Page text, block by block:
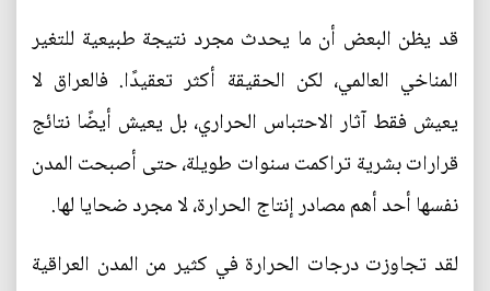
قد يظن البعض أن ما يحدث مجرد نتيجة طبيعية للتغير
المناخي العالمي، لكن الحقيقة أكثر تعقيدًا. فالعراق لا
يعيش فقط آثار الاحتباس الحراري، بل يعيش أيضًا نتائج
قرارات بشرية تراكمت سنوات طويلة، حتى أصبحت المدن
نفسها أحد أهم مصادر إنتاج الحرارة، لا مجرد ضحايا لها.
لقد تجاوزت درجات الحرارة في كثير من المدن العراقية